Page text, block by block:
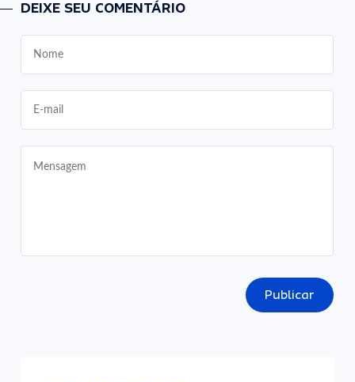
DEIXE SEU COMENTÁRIO
Publicar